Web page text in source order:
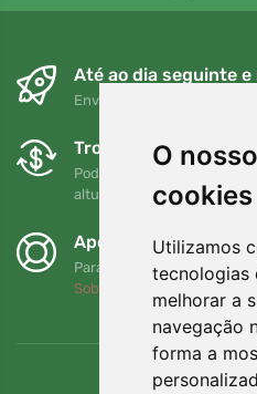
O
cookies
Utilizamos
tecnologias
melhorar a
navegação
forma a
Até ao dia seguinte
Envio gratuito para
Trocas e devoluções
Pode devolver ou trocar a
altura no prazo de 90 dias
Apoiamos a Trees.org
Para cada encomenda
Sobre nós